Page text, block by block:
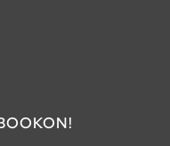
cookies and